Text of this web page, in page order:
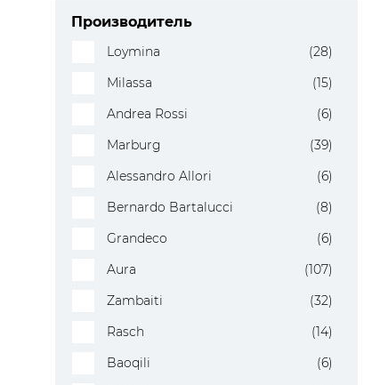
Производитель
Loymina
(28)
Milassa
(15)
Andrea Rossi
(6)
Marburg
(39)
Alessandro Allori
(6)
Bernardo Bartalucci
(8)
Grandeco
(6)
Aura
(107)
Zambaiti
(32)
Rasch
(14)
Baoqili
(6)